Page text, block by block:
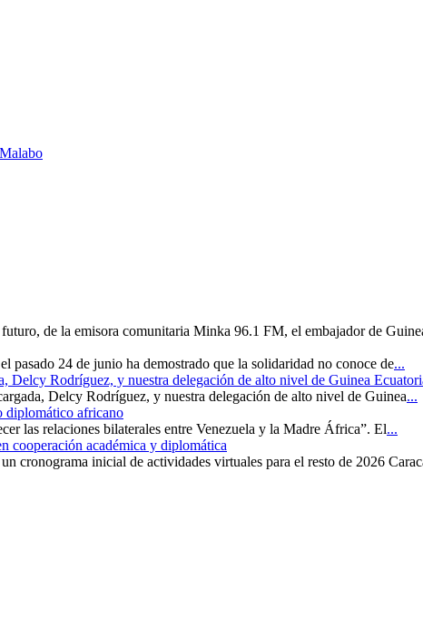
de la emisora comunitaria Minka 96.1 FM, el embajador de
pasado 24 de junio ha demostrado que la solidaridad no conoce de...
Delcy Rodríguez, y nuestra delegación de alto nivel de Guinea
Delcy Rodríguez, y nuestra delegación de alto nivel de Guinea...
diplomático africano
las relaciones bilaterales entre Venezuela y la Madre África”. El...
cooperación académica y diplomática
cronograma inicial de actividades virtuales para el resto de 2026